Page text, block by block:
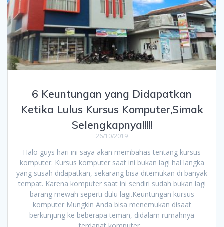
6 Keuntungan yang Didapatkan
Ketika Lulus Kursus Komputer,Simak
Selengkapnya!!!!!
26/10/2019
Halo guys hari ini saya akan membahas tentang kursus
komputer. Kursus komputer saat ini bukan lagi hal langka
yang susah didapatkan, sekarang bisa ditemukan di banyak
tempat. Karena komputer saat ini sendiri sudah bukan lagi
barang mewah seperti dulu lagi.Keuntungan kursus
komputer Mungkin Anda bisa menemukan disaat
berkunjung ke beberapa teman, didalam rumahnya